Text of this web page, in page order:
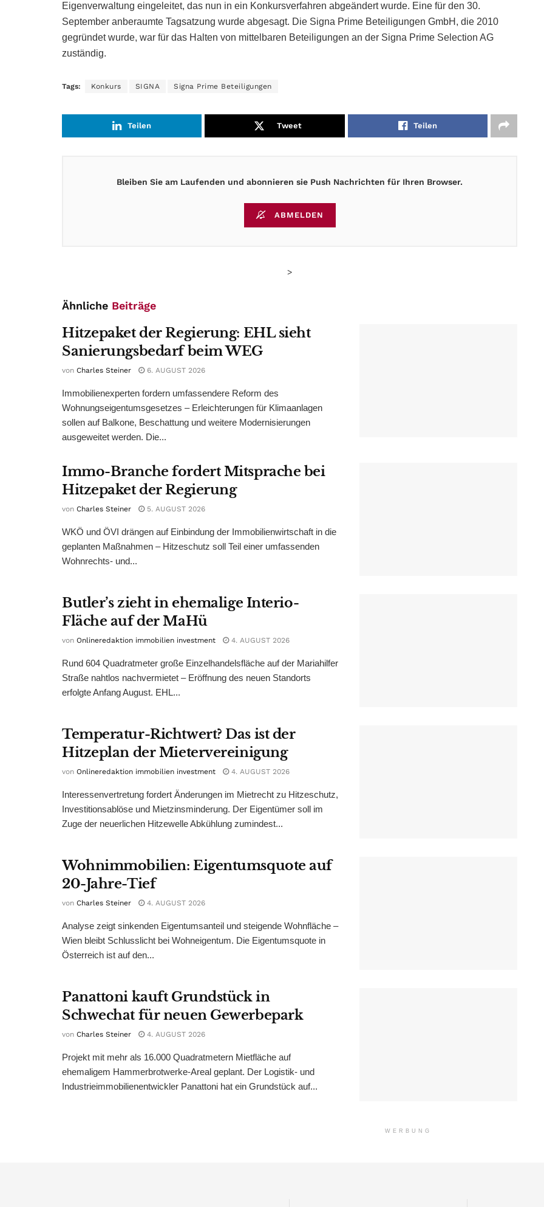
Eigenverwaltung eingeleitet, das nun in ein Konkursverfahren abgeändert wurde. Eine für den 30.
September anberaumte Tagsatzung wurde abgesagt. Die Signa Prime Beteiligungen GmbH, die 2010
gegründet wurde, war für das Halten von mittelbaren Beteiligungen an der Signa Prime Selection AG
zuständig.
Tags: Konkurs SIGNA Signa Prime Beteiligungen
Teilen Tweet Teilen
Bleiben Sie am Laufenden und abonnieren sie Push Nachrichten für Ihren Browser.
ABMELDEN
>
Ähnliche Beiträge
Hitzepaket der Regierung: EHL sieht
Sanierungsbedarf beim WEG
von Charles Steiner 6. AUGUST 2026
Immobilienexperten fordern umfassendere Reform des
Wohnungseigentumsgesetzes – Erleichterungen für Klimaanlagen
sollen auf Balkone, Beschattung und weitere Modernisierungen
ausgeweitet werden. Die...
Immo-Branche fordert Mitsprache bei
Hitzepaket der Regierung
von Charles Steiner 5. AUGUST 2026
WKÖ und ÖVI drängen auf Einbindung der Immobilienwirtschaft in die
geplanten Maßnahmen – Hitzeschutz soll Teil einer umfassenden
Wohnrechts- und...
Butler’s zieht in ehemalige Interio-
Fläche auf der MaHü
von Onlineredaktion immobilien investment 4. AUGUST 2026
Rund 604 Quadratmeter große Einzelhandelsfläche auf der Mariahilfer
Straße nahtlos nachvermietet – Eröffnung des neuen Standorts
erfolgte Anfang August. EHL...
Temperatur-Richtwert? Das ist der
Hitzeplan der Mietervereinigung
von Onlineredaktion immobilien investment 4. AUGUST 2026
Interessenvertretung fordert Änderungen im Mietrecht zu Hitzeschutz,
Investitionsablöse und Mietzinsminderung. Der Eigentümer soll im
Zuge der neuerlichen Hitzewelle Abkühlung zumindest...
Wohnimmobilien: Eigentumsquote auf
20-Jahre-Tief
von Charles Steiner 4. AUGUST 2026
Analyse zeigt sinkenden Eigentumsanteil und steigende Wohnfläche –
Wien bleibt Schlusslicht bei Wohneigentum. Die Eigentumsquote in
Österreich ist auf den...
Panattoni kauft Grundstück in
Schwechat für neuen Gewerbepark
von Charles Steiner 4. AUGUST 2026
Projekt mit mehr als 16.000 Quadratmetern Mietfläche auf
ehemaligem Hammerbrotwerke-Areal geplant. Der Logistik- und
Industrieimmobilienentwickler Panattoni hat ein Grundstück auf...
WERBUNG